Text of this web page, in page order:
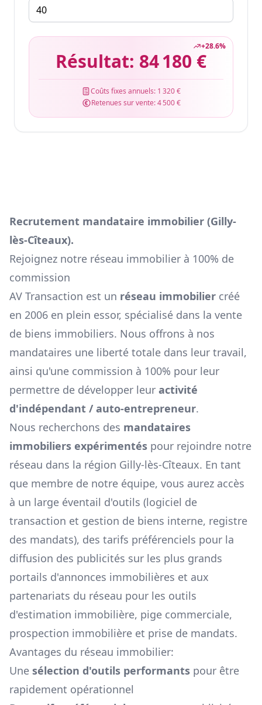
+28.6%
Résultat: 84 180 €
Coûts fixes annuels: 1 320 €
Retenues sur vente:4 500 €
Recrutement mandataire immobilier (Gilly-
lès-Cîteaux).
Rejoignez notre réseau immobilier à 100% de
commission
AV Transaction est un réseau immobilier créé
en 2006 en plein essor, spécialisé dans la vente
de biens immobiliers. Nous offrons à nos
mandataires une liberté totale dans leur travail,
ainsi qu'une commission à 100% pour leur
permettre de développer leur activité
d'indépendant / auto-entrepreneur.
Nous recherchons des mandataires
immobiliers expérimentés pour rejoindre notre
réseau dans la région Gilly-lès-Cîteaux. En tant
que membre de notre équipe, vous aurez accès
à un large éventail d'outils (logiciel de
transaction et gestion de biens interne, registre
des mandats), des tarifs préférenciels pour la
diffusion des publicités sur les plus grands
portails d'annonces immobilières et aux
partenariats du réseau pour les outils
d'estimation immobilière, pige commerciale,
prospection immobilière et prise de mandats.
Avantages du réseau immobilier:
Une sélection d'outils performants pour être
rapidement opérationnel